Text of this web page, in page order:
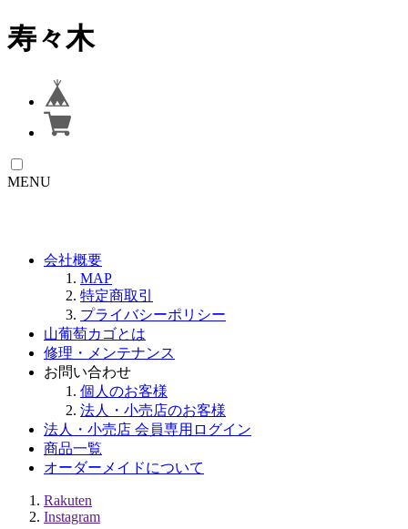
寿々木
MENU
会社概要
MAP
特定商取引
プライバシーポリシー
山葡萄カゴとは
修理・メンテナンス
お問い合わせ
個人のお客様
法人・小売店のお客様
法人・小売店 会員専用ログイン
商品一覧
オーダーメイドについて
Rakuten
Instagram